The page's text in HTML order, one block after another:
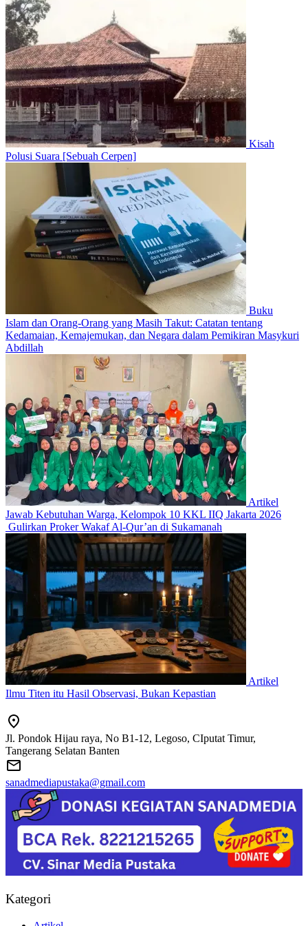
Kisah
Polusi Suara [Sebuah Cerpen]
Buku
Islam dan Orang-Orang yang Masih Takut: Catatan tentang
Kedamaian, Kemajemukan, dan Negara dalam Pemikiran Masykuri
Abdillah
Artikel
Jawab Kebutuhan Warga, Kelompok 10 KKL IIQ Jakarta 2026
Gulirkan Proker Wakaf Al-Qur’an di Sukamanah
Artikel
Ilmu Titen itu Hasil Observasi, Bukan Kepastian
Jl. Pondok Hijau raya, No B1-12, Legoso, CIputat Timur,
Tangerang Selatan Banten
sanadmediapustaka@gmail.com
Kategori